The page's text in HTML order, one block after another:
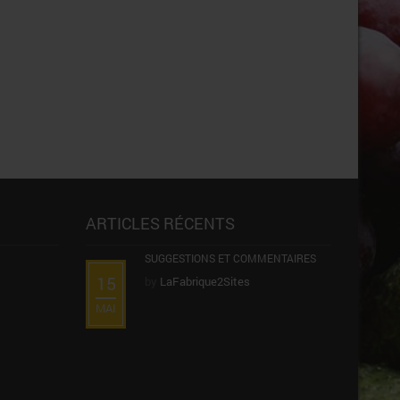
ARTICLES RÉCENTS
15
MAI
SUGGESTIONS ET COMMENTAIRES
LaFabrique2Sites